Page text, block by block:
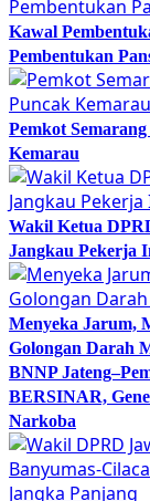
Kawal
Pembentukan
Pemkot
Kemarau
Wakil Ketua
Jangkau Pekerja
Menyeka Jarum,
Golongan Darah
BNNP
BERSINAR,
Narkoba